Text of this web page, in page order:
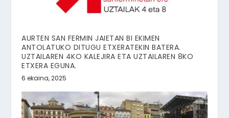
AURTEN SAN FERMIN JAIETAN BI EKIMEN
ANTOLATUKO DITUGU ETXERATEKIN BATERA.
UZTAILAREN 4KO KALEJIRA ETA UZTAILAREN 8KO
ETXERA EGUNA.
6 ekaina, 2025